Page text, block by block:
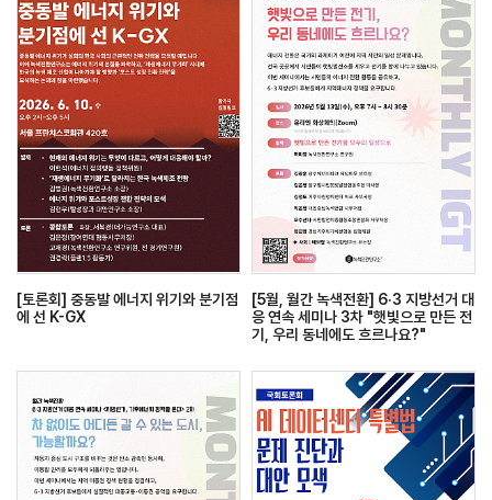
[토론회] 중동발 에너지 위기와 분기점
에 선 K-GX
[5월, 월간 녹색전환] 6·3 지방선거 대
응 연속 세미나 3차 "햇빛으로 만든 전
기, 우리 동네에도 흐르나요?"